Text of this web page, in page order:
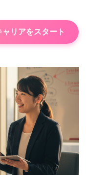
リアをスタート